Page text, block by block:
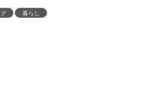
暮らし